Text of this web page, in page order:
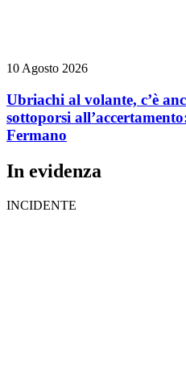
10 Agosto 2026
Ubriachi al volante, c’è
sottoporsi
Fermano
In evidenza
INCIDENTE